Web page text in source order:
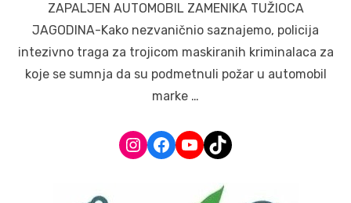
ZAPALJEN AUTOMOBIL ZAMENIKA TUŽIOCA
JAGODINA-Kako nezvaničnio saznajemo, policija
intezivno traga za trojicom maskiranih kriminalaca za
koje se sumnja da su podmetnuli požar u automobil
marke …
Instagram
Facebook
YouTube
TikTok